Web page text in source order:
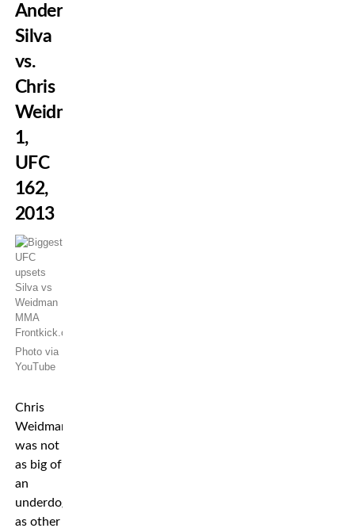
Anderson
Silva
vs.
Chris
Weidman
1,
UFC
162,
2013
Photo via
YouTube
Chris
Weidman
was not
as big of
an
underdog
as other